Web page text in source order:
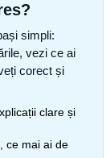
simpli:
vezi ce ai
corect și
clare și
ce mai ai de